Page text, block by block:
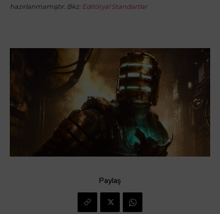
hazırlanmamıştır. Bkz: Editöryal Standartlar
Paylaş